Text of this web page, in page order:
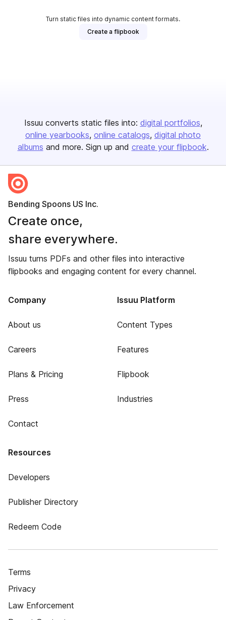
Turn static files into dynamic content formats.
Create a flipbook
Issuu converts static files into: digital portfolios
online yearbooks online catalogs digital photo
albums and more. Sign up and create your flipbook.
Bending Spoons US Inc.
Create once,
share everywhere.
Issuu turns PDFs and other files into interactive
flipbooks and engaging content for every channel.
Company
About us
Careers
Plans & Pricing
Press
Contact
Issuu Platform
Content Types
Features
Flipbook
Industries
Resources
Developers
Publisher Directory
Redeem Code
Terms
Privacy
Law Enforcement